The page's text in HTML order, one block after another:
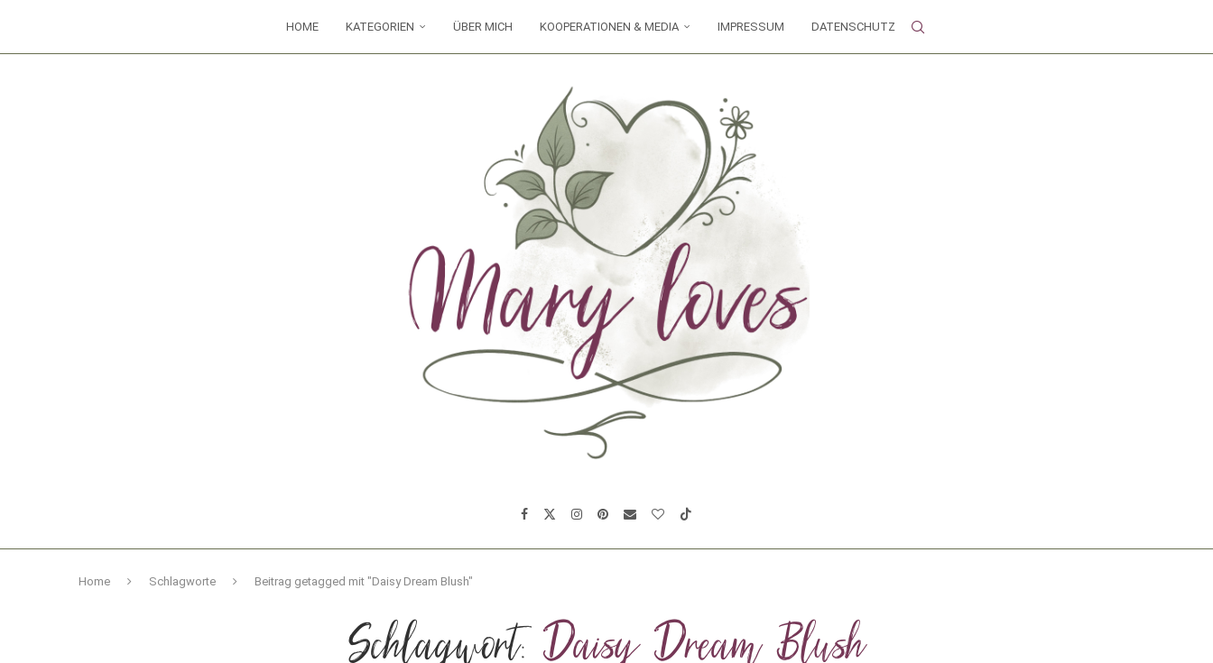
HOME KATEGORIEN ÜBER MICH KOOPERATIONEN & MEDIA IMPRESSUM DATENSCHUTZ
Home Schlagworte Beitrag getagged mit "Daisy Dream Blush"
Schlagwort:Daisy Dream Blush